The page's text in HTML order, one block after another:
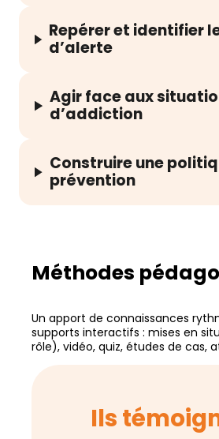
Repérer et identifier
d’alerte
Agir face aux
d’addiction
Construire une
prévention
Méthodes
Un apport de connaissances
supports interactifs : mises en
rôle), vidéo, quiz, études de cas,
Ils